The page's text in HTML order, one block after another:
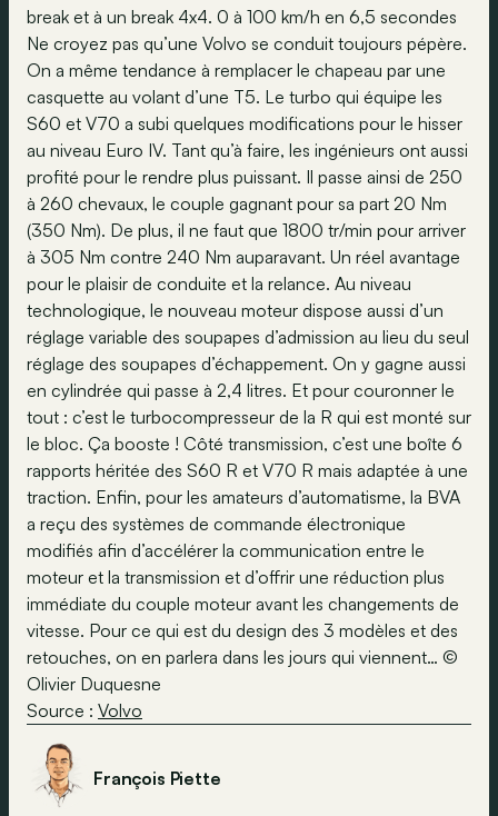
break et à un break 4x4. 0 à 100 km/h en 6,5 secondes
Ne croyez pas qu’une Volvo se conduit toujours pépère.
On a même tendance à remplacer le chapeau par une
casquette au volant d’une T5. Le turbo qui équipe les
S60 et V70 a subi quelques modifications pour le hisser
au niveau Euro IV. Tant qu’à faire, les ingénieurs ont aussi
profité pour le rendre plus puissant. Il passe ainsi de 250
à 260 chevaux, le couple gagnant pour sa part 20 Nm
(350 Nm). De plus, il ne faut que 1800 tr/min pour arriver
à 305 Nm contre 240 Nm auparavant. Un réel avantage
pour le plaisir de conduite et la relance. Au niveau
technologique, le nouveau moteur dispose aussi d’un
réglage variable des soupapes d’admission au lieu du seul
réglage des soupapes d’échappement. On y gagne aussi
en cylindrée qui passe à 2,4 litres. Et pour couronner le
tout : c’est le turbocompresseur de la R qui est monté sur
le bloc. Ça booste ! Côté transmission, c’est une boîte 6
rapports héritée des S60 R et V70 R mais adaptée à une
traction. Enfin, pour les amateurs d’automatisme, la BVA
a reçu des systèmes de commande électronique
modifiés afin d’accélérer la communication entre le
moteur et la transmission et d’offrir une réduction plus
immédiate du couple moteur avant les changements de
vitesse. Pour ce qui est du design des 3 modèles et des
retouches, on en parlera dans les jours qui viennent… ©
Olivier Duquesne
Source : Volvo
François Piette